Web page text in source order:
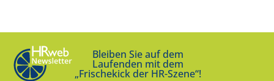
Bleiben Sie auf dem
Laufenden mit dem
„Frischekick der HR-Szene“!